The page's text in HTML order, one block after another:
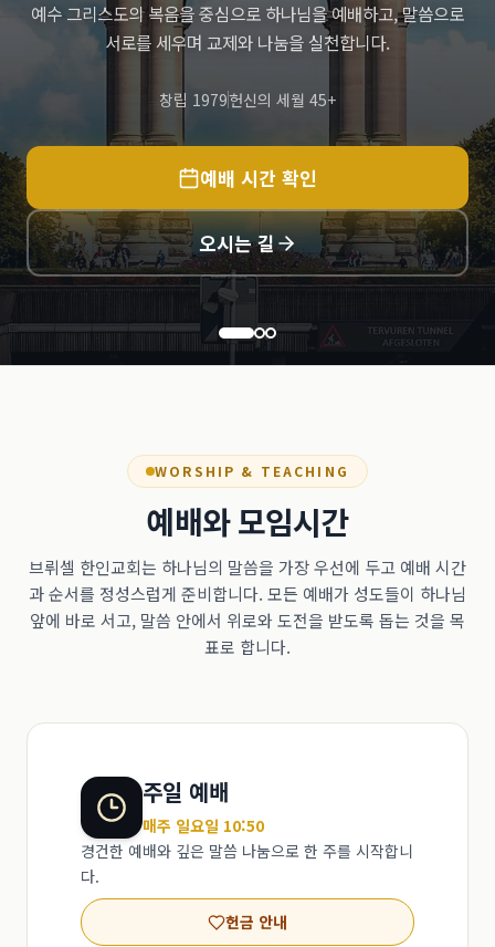
예수 그리스도의 복음을 중심으로 하나님을 예배하고, 말씀으로
서로를 세우며 교제와 나눔을 실천합니다.
창립 1979헌신의 세월 45+
예배 시간 확인
오시는 길
WORSHIP & TEACHING
예배와 모임시간
브뤼셀 한인교회는 하나님의 말씀을 가장 우선에 두고 예배 시간
과 순서를 정성스럽게 준비합니다. 모든 예배가 성도들이 하나님
앞에 바로 서고, 말씀 안에서 위로와 도전을 받도록 돕는 것을 목
표로 합니다.
주일 예배
매주 일요일 10:50
경건한 예배와 깊은 말씀 나눔으로 한 주를 시작합니
다.
헌금 안내